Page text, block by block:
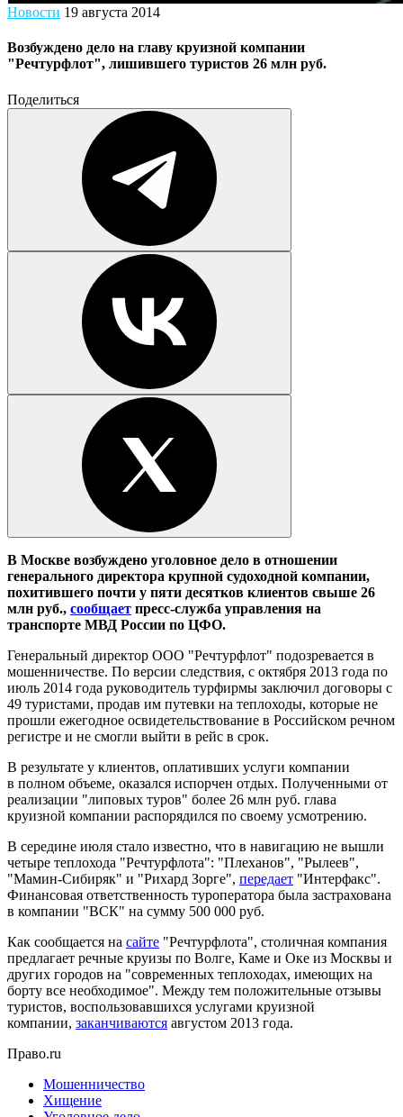
Новости 19 августа 2014
Возбуждено дело на главу круизной компании
"Речтурфлот", лишившего туристов 26 млн руб.
Поделиться
В Москве возбуждено уголовное дело в отношении
генерального директора крупной судоходной компании,
похитившего почти у пяти десятков клиентов свыше 26
млн руб., сообщает пресс-служба управления на
транспорте МВД России по ЦФО.
Генеральный директор ООО "Речтурфлот" подозревается в
мошенничестве. По версии следствия, с октября 2013 года по
июль 2014 года руководитель турфирмы заключил договоры с
49 туристами, продав им путевки на теплоходы, которые не
прошли ежегодное освидетельствование в Российском речном
регистре и не смогли выйти в рейс в срок.
В результате у клиентов, оплативших услуги компании
в полном объеме, оказался испорчен отдых. Полученными от
реализации "липовых туров" более 26 млн руб. глава
круизной компании распорядился по своему усмотрению.
В середине июля стало известно, что в навигацию не вышли
четыре теплохода "Речтурфлота": "Плеханов", "Рылеев",
"Мамин-Сибиряк" и "Рихард Зорге", передает "Интерфакс".
Финансовая ответственность туроператора была застрахована
в компании "ВСК" на сумму 500 000 руб.
Как сообщается на сайте "Речтурфлота", столичная компания
предлагает речные круизы по Волге, Каме и Оке из Москвы и
других городов на "современных теплоходах, имеющих на
борту все необходимое". Между тем положительные отзывы
туристов, воспользовавшихся услугами круизной
компании, заканчиваются августом 2013 года.
Право.ru
Мошенничество
Хищение